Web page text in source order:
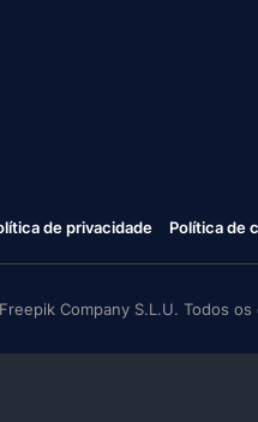
de privacidade Política de
Company S.L.U. Todos